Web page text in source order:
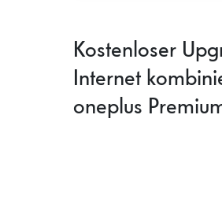
Kostenloser
Internet
oneplus